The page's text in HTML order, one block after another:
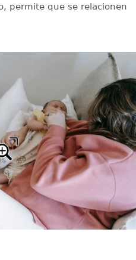
permite que se relacionen